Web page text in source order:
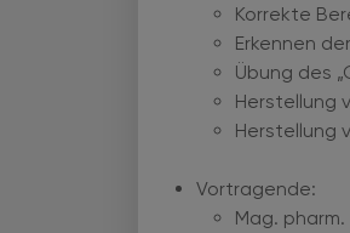
Korrekte
Erkennen
Übung des
Herstellung
Herstellung
Vortragende:
Mag.